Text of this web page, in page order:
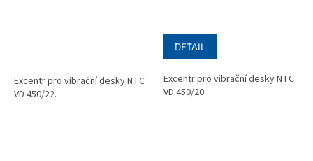
Excentr pro vibrační desky NTC
VD 450/22.
DETAIL
Excentr pro vibrační desky NTC
VD 450/20.